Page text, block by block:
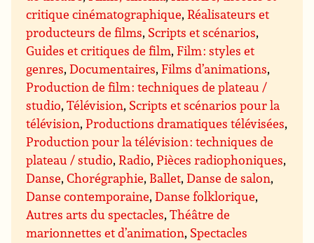
critique cinématographique,Réalisateurs et
producteurs de films, Scripts et scénarios,
Guides et critiques de film,Film : styles et
genres,Documentaires,Films d’animations,
Production de film : techniques de plateau /
studio,Télévision, Scripts et scénarios pour la
télévision,Productions dramatiques télévisées,
Production pour la télévision : techniques de
plateau / studio,Radio,Pièces radiophoniques,
Danse,Chorégraphie, Ballet,Danse de salon,
Danse contemporaine,Danse folklorique,
Autres arts du spectacles,Théâtre de
marionnettes et d’animation, Spectacles